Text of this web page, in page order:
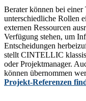
Berater können bei
unterschiedliche Rollen
externen Ressourcen
Verfügung stehen, um
Entscheidungen
stellt CINTELLIC
oder Projektmanager.
können übernommen
Projekt-Referenzen